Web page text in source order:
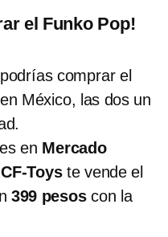
el Funko Pop!
comprar el
en México, las dos un
en Mercado
Toyste vende el
399 pesoscon la